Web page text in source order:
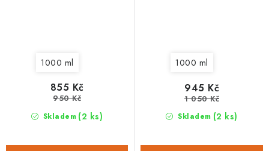
1000 ml
Skladem (2 ks)
855 Kč
950 Kč
1000 ml
Skladem (2 ks)
945 Kč
1 050 Kč